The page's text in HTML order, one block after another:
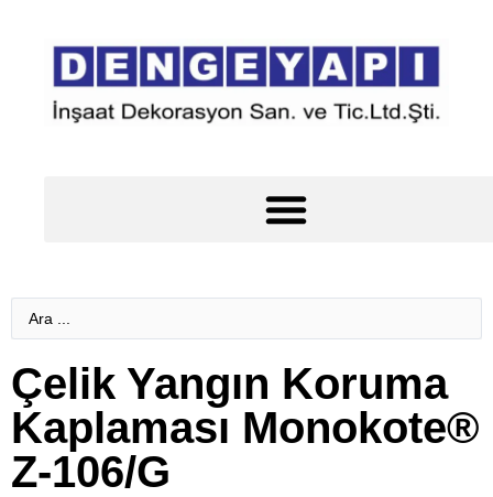
Çelik Yangın Koruma
Kaplaması Monokote®
Z-106/G